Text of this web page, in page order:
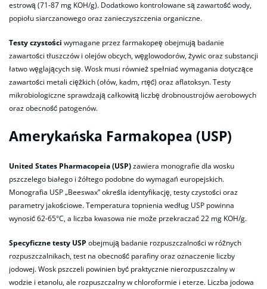
estrową (71-87 mg KOH/g). Dodatkowo kontrolowane są zawartość wody,
popiołu siarczanowego oraz zanieczyszczenia organiczne.
Testy czystości wymagane przez farmakopeę obejmują badanie
zawartości tłuszczów i olejów obcych, węglowodorów, żywic oraz substancji
łatwo węglających się. Wosk musi również spełniać wymagania dotyczące
zawartości metali ciężkich (ołów, kadm, rtęć) oraz aflatoksyn. Testy
mikrobiologiczne sprawdzają całkowitą liczbę drobnoustrojów aerobowych
oraz obecność patogenów.
Amerykańska Farmakopea (USP)
United States Pharmacopeia (USP)zawiera monografie dla wosku
pszczelego białego i żółtego podobne do wymagań europejskich.
Monografia USP „Beeswax” określa identyfikację, testy czystości oraz
parametry jakościowe. Temperatura topnienia według USP powinna
wynosić 62-65°C, a liczba kwasowa nie może przekraczać 22 mg KOH/g.
Specyficzne testy USP obejmują badanie rozpuszczalności w różnych
rozpuszczalnikach, test na obecność parafiny oraz oznaczenie liczby
jodowej. Wosk pszczeli powinien być praktycznie nierozpuszczalny w
wodzie i etanolu, ale rozpuszczalny w chloroformie i eterze. Liczba jodowa